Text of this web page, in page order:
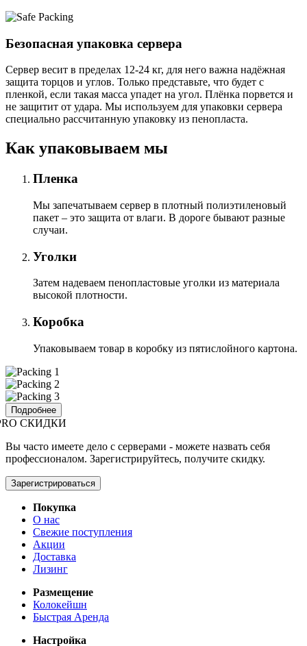
Безопасная упаковка сервера
Сервер весит в пределах 12-24 кг, для него важна надёжная
защита торцов и углов. Только представьте, что будет с
пленкой, если такая масса упадет на угол. Плёнка порвется и
не защитит от удара. Мы используем для упаковки сервера
специально расcчитанную упаковку из пенопласта.
Как упаковываем мы
Пленка
Мы запечатываем сервер в плотный полиэтиленовый
пакет – это защита от влаги. В дороге бывают разные
случаи.
Уголки
Затем надеваем пенопластовые уголки из материала
высокой плотности.
Коробка
Упаковываем товар в коробку из пятислойного картона.
Подробнее
СКИДКИ
Вы часто имеете дело с серверами - можете назвать себя
профессионалом. Зарегистрируйтесь, получите скидку.
Зарегистрироваться
Покупка
О нас
Свежие поступления
Акции
Доставка
Лизинг
Размещение
Колокейшн
Быстрая Аренда
Настройка